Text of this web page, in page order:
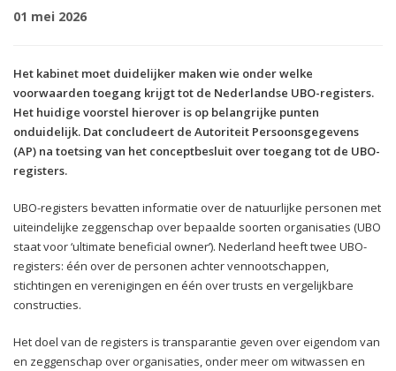
01 mei 2026
Het kabinet moet duidelijker maken wie onder welke
voorwaarden toegang krijgt tot de Nederlandse UBO-registers.
Het huidige voorstel hierover is op belangrijke punten
onduidelijk. Dat concludeert de Autoriteit Persoonsgegevens
(AP) na toetsing van het conceptbesluit over toegang tot de UBO-
registers.
UBO-registers bevatten informatie over de natuurlijke personen met
uiteindelijke zeggenschap over bepaalde soorten organisaties (UBO
staat voor ‘ultimate beneficial owner’). Nederland heeft twee UBO-
registers: één over de personen achter vennootschappen,
stichtingen en verenigingen en één over trusts en vergelijkbare
constructies.
Het doel van de registers is transparantie geven over eigendom van
en zeggenschap over organisaties, onder meer om witwassen en